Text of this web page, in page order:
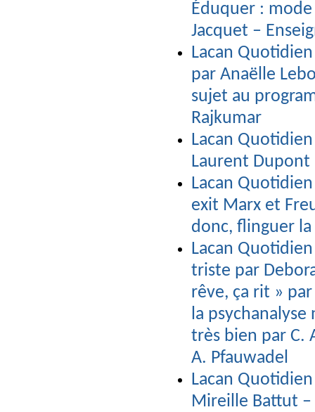
Éduquer :
Jacquet –
Lacan
par Anaëlle
sujet au
Rajkumar
Lacan
Laurent Dupont
Lacan
exit Marx et
donc, flinguer la
Lacan
triste par
rêve, ça rit »
la psychanalyse
très bien par C.
A. Pfauwadel
Lacan Quotidien
Mireille Battut –